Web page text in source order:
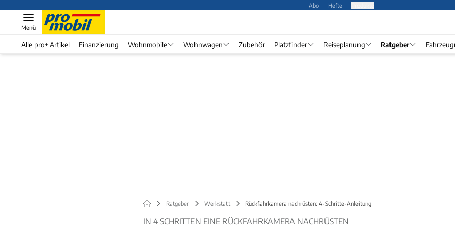
Abo Hefte
Menü
Alle pro+ Artikel Finanzierung Wohnmobile Wohnwagen Zubehör Platzfinder Reiseplanung Ratgeber
Ratgeber Werkstatt Rückfahrkamera nachrüsten: 4-Schritte-Anleitung
IN 4 SCHRITTEN EINE RÜCKFAHRKAMERA NACHRÜSTEN